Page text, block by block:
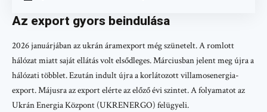
Az export gyors beindulása
2026 januárjában az ukrán áramexport még szünetelt. A romlott
hálózat miatt saját ellátás volt elsődleges. Márciusban jelent meg újra a
hálózati többlet. Ezután indult újra a korlátozott villamosenergia-
export. Májusra az export elérte az előző évi szintet. A folyamatot az
Ukrán Energia Központ (UKRENERGO) felügyeli.